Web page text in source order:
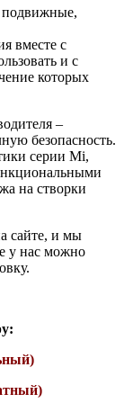
подвижные,
вместе с
и с
которых
–
безопасность.
серии Mi,
на створки
сайте, и мы
у нас можно